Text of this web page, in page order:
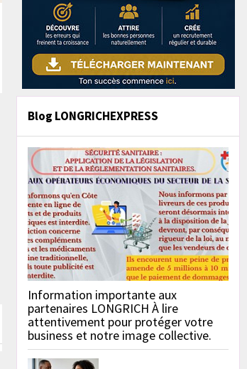
Blog LONGRICHEXPRESS
Information importante aux
partenaires LONGRICH À lire
attentivement pour protéger votre
business et notre image collective.